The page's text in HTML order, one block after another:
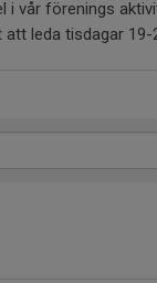
vår förenings
leda tisdagar 19-